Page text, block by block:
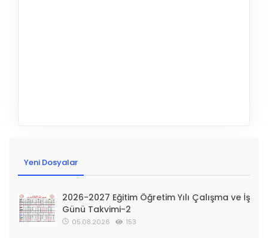
Yeni Dosyalar
2026-2027 Eğitim Öğretim Yılı Çalışma ve İş
Günü Takvimi-2
05.08.2026 153